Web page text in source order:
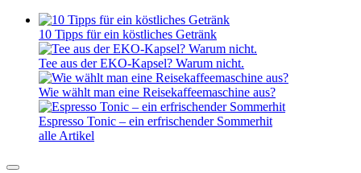
10 Tipps für ein köstliches Getränk
Tee aus der EKO-Kapsel? Warum nicht.
Wie wählt man eine Reisekaffeemaschine aus?
Espresso Tonic – ein erfrischender Sommerhit
alle Artikel